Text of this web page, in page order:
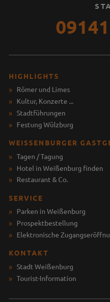
HIGHLIGHTS
Römer und Limes
Kultur, Konzerte ...
Stadtführungen
Festung Wülzburg
WEISSENBURGER
Tagen / Tagung
Hotel in Weißenburg finden
Restaurant & Co.
SERVICE
Parken in Weißenburg
Prospektbestellung
Elektronische
KONTAKT
Stadt Weißenburg
Tourist-Information